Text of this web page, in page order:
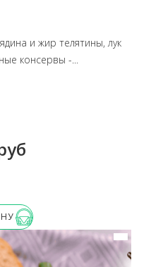
и жир телятины, лук
консервы -...